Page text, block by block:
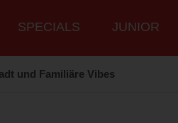
Hauptmenü
SPECIALS JUNIOR
und Familiäre Vibes